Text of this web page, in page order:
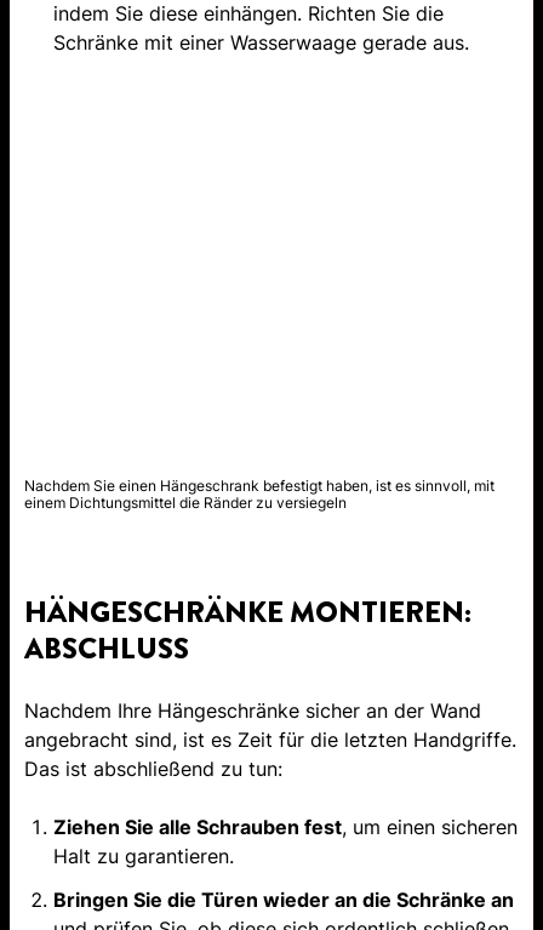
indem Sie diese einhängen. Richten Sie die
Schränke mit einer Wasserwaage gerade aus.
Nachdem Sie einen Hängeschrank befestigt haben, ist es sinnvoll, mit
einem Dichtungsmittel die Ränder zu versiegeln
HÄNGESCHRÄNKE MONTIEREN:
ABSCHLUSS
Nachdem Ihre Hängeschränke sicher an der Wand
angebracht sind, ist es Zeit für die letzten Handgriffe.
Das ist abschließend zu tun:
Ziehen Sie alle Schrauben fest, um einen sicheren
Halt zu garantieren.
Bringen Sie die Türen wieder an die Schränke an